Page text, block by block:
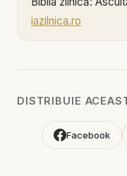
iazilnica.ro
în ascuns. Poți
DISTRIBUIE
Facebook